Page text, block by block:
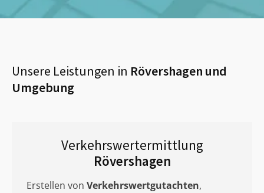
Unsere Leistungen in Rövershagen und
Umgebung
Verkehrswertermittlung
Rövershagen
Erstellen von Verkehrswertgutachten,